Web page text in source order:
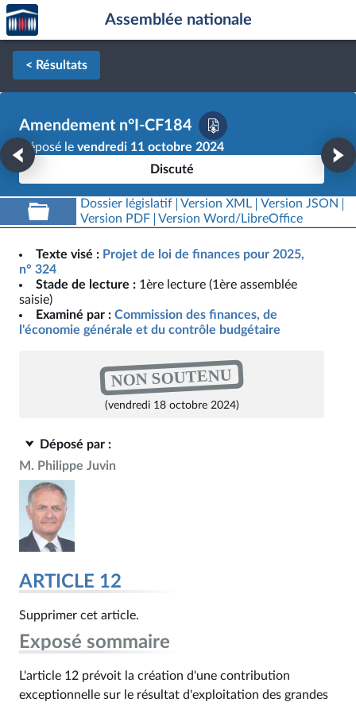
Aller au contenu
Aller en bas de la page
Accèder
à la
page
d'accueil
Assemblée nationale
< Résultats
Amendement n°I-CF184
Déposé le vendredi 11 octobre 2024
Discuté
Dossier législatif Version XML
Version JSON
Version PDF
Version Word/LibreOffice
Texte visé : Projet de loi de finances pour 2025,
n° 324
Stade de lecture : 1ère lecture (1ère assemblée
saisie)
Examiné par : Commission des finances, de
l'économie générale et du contrôle budgétaire
NON SOUTENU
(vendredi 18 octobre 2024)
Déposé par :
M. Philippe Juvin
ARTICLE 12
Supprimer cet article.
Exposé sommaire
L'article 12 prévoit la création d'une contribution
exceptionnelle sur le résultat d'exploitation des grandes